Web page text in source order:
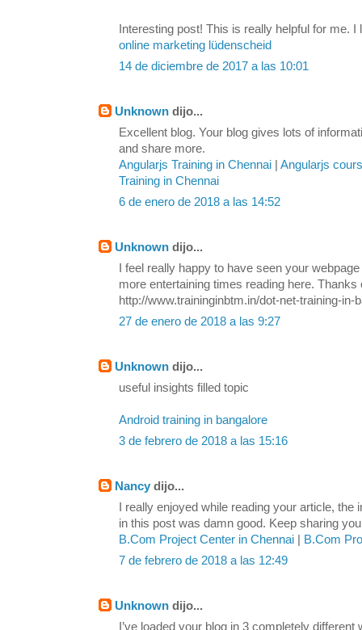
Interesting post! This is really helpful for me.
online marketing lüdenscheid
14 de diciembre de 2017 a las 10:01
Unknown dijo...
Excellent blog. Your blog gives lots of
and share more.
Angularjs Training in Chennai
Angularjs
Training in Chennai
6 de enero de 2018 a las 14:52
Unknown dijo...
I feel really happy to have seen your
more entertaining times reading here.
http://www.traininginbtm.in/dot-net-training-in-
27 de enero de 2018 a las 9:27
Unknown dijo...
useful insights filled topic
Android training in bangalore
3 de febrero de 2018 a las 15:16
Nancy dijo...
I really enjoyed while reading your article,
in this post was damn good. Keep sharing
B.Com Project Center in Chennai
B.Com
7 de febrero de 2018 a las 12:49
Unknown dijo...
I’ve loaded your blog in 3 completely